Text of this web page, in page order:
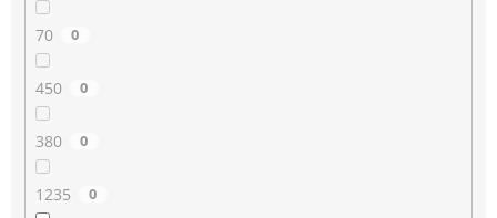
70 0
450 0
380 0
1235 0